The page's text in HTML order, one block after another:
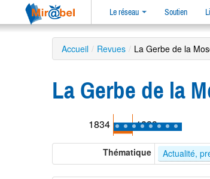
Le réseau Soutien
Accueil / Revues / La Gerbe de la
La Gerbe de la
1834 1839
Thématique Actualité,